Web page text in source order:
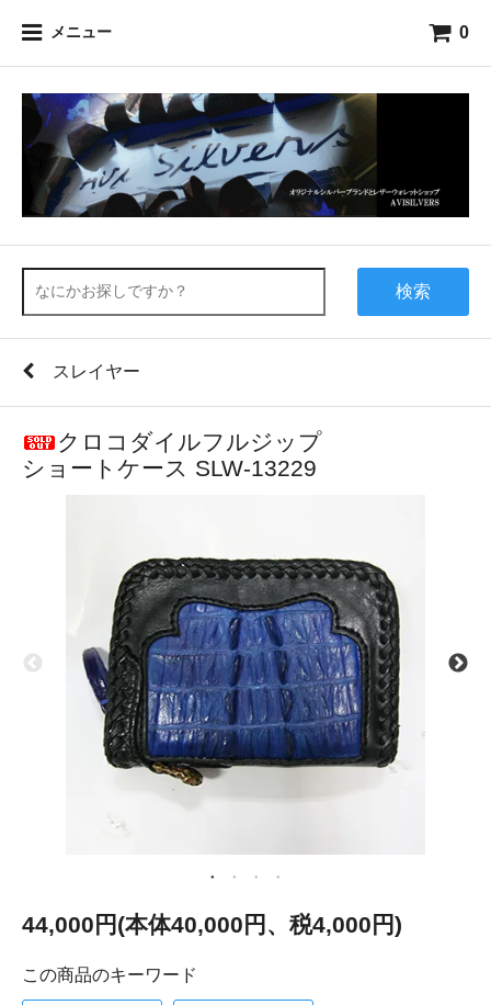
メニュー 0
検索
スレイヤー
クロコダイルフルジップ
ショートケース SLW-13229
44,000円(本体40,000円、税4,000円)
この商品のキーワード